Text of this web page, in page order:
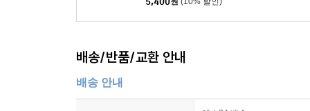
배송/반품/교환 안내
배송 안내